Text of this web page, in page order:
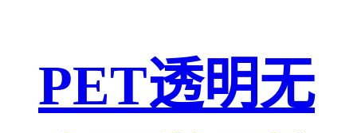
PET透明无